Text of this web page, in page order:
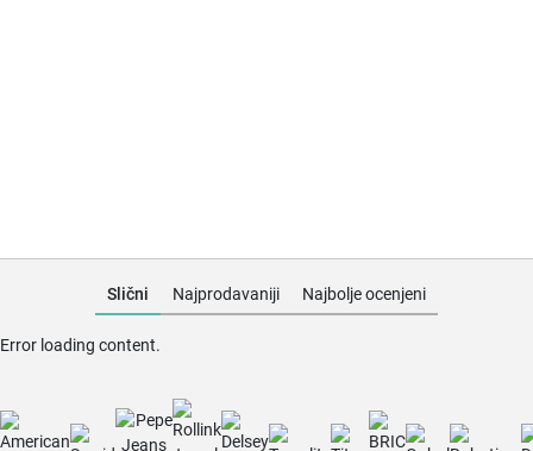
Slični Najprodavaniji Najbolje ocenjeni
Error loading content.